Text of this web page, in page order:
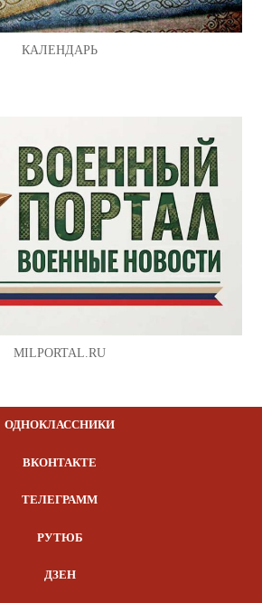
КАЛЕНДАРЬ
MILPORTAL.RU
ОДНОКЛАССНИКИ
ВКОНТАКТЕ
ТЕЛЕГРАММ
РУТЮБ
ДЗЕН